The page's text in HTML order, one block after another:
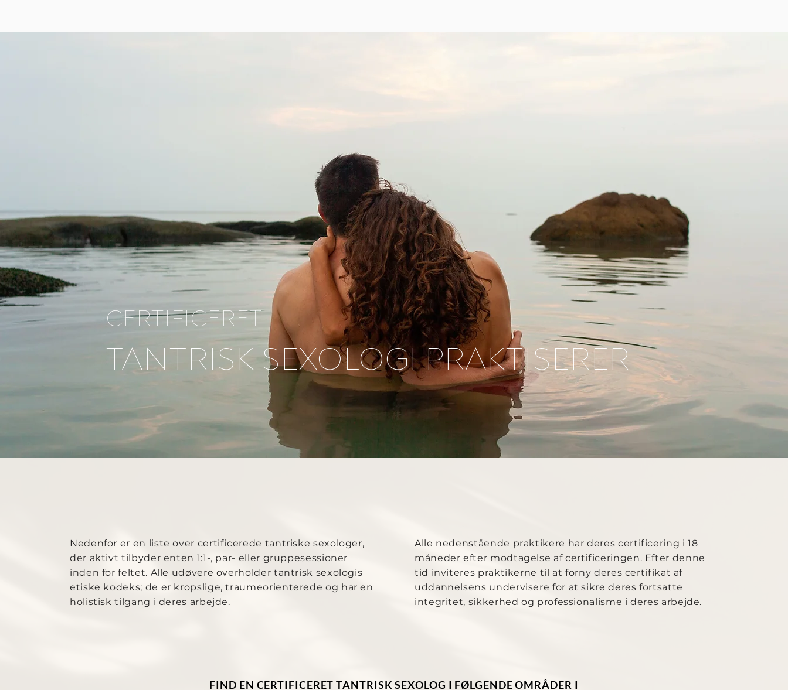
CERTIFICERET
TANTRISK SEXOLOGI PRAKTISERER
Nedenfor er en liste over certificerede tantriske sexologer,
der aktivt tilbyder enten 1:1-, par- eller gruppesessioner
inden for feltet. Alle udøvere overholder tantrisk sexologis
etiske kodeks; de er kropslige, traumeorienterede og har en
holistisk tilgang i deres arbejde.
Alle nedenstående praktikere har deres certificering i 18
måneder efter modtagelse af certificeringen. Efter denne
tid inviteres praktikerne til at forny deres certifikat af
uddannelsens undervisere for at sikre deres fortsatte
integritet, sikkerhed og professionalisme i deres arbejde.
FIND EN CERTIFICERET TANTRISK SEXOLOG I FØLGENDE OMRÅDER I